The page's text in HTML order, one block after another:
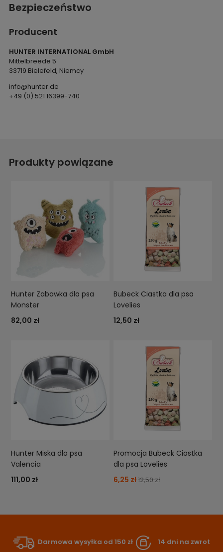
Bezpieczeństwo
Producent
HUNTER INTERNATIONAL GmbH
Mittelbreede 5
33719 Bielefeld, Niemcy
info@hunter.de
+49 (0) 521 16399-740
Produkty powiązane
Hunter Zabawka dla psa
Monster
82,00 zł
Bubeck Ciastka dla psa
Lovelies
12,50 zł
Hunter Miska dla psa
Valencia
111,00 zł
Promocja Bubeck Ciastka
dla psa Lovelies
6,25 zł12,50 zł
Darmowa wysyłka od 150 zł 14 dni na zwrot